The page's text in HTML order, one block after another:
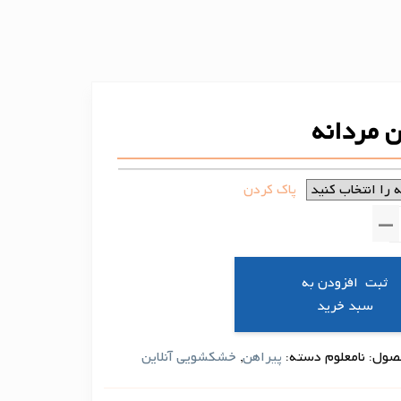
مردانه
پاک کردن
▼
افزودن به
سبد خرید
نامعلوم دسته: پیراهن, خشکشویی آنلاین